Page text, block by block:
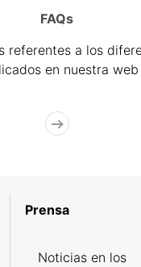
FAQs
referentes a los
en nuestra web
Prensa
Noticias en los